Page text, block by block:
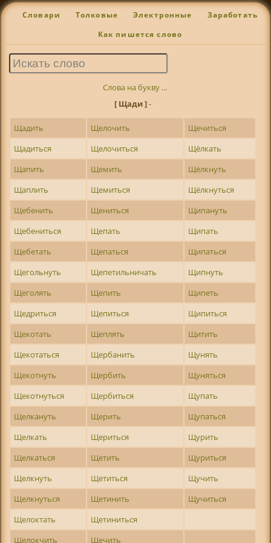
Словари Толковые Электронные Заработать
Как пишется слово
Слова на букву ...
[ Щади ]-
Щадить Щелочить
Щечиться
Щадиться
Щелочиться
Щёлкать
Щапить
Щемить
Щёлкнуть
Щаплить
Щемиться
Щёлкнуться
Щебенить
Щениться
Щипануть
Щебениться
Щепать
Щипать
Щебетать
Щепаться
Щипаться
Щегольнуть
Щепетильничать
Щипнуть
Щеголять
Щепить
Щипеть
Щедриться
Щепиться
Щипиться
Щекотать
Щеплять
Щитить
Щекотаться
Щербанить
Щунять
Щекотнуть
Щербить
Щуняться
Щекотнуться
Щербиться
Щупать
Щелкануть
Щерить
Щупаться
Щелкать
Щериться
Щурить
Щелкаться
Щетить
Щуриться
Щелкнуть
Щетиться
Щучить
Щелкнуться
Щетинить
Щучиться
Щелоктать
Щетиниться
Щелокчить
Щечить